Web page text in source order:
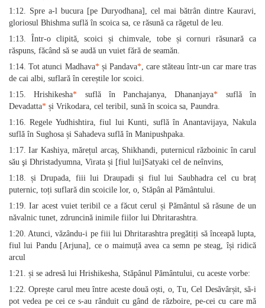
1:12. Spre a-l bucura [pe Duryodhana], cel mai bătrân dintre Kauravi,
gloriosul Bhishma suflă în scoica sa, ce răsună ca răgetul de leu.
1:13. Într-o clipită, scoici și chimvale, tobe și cornuri răsunară ca
răspuns, făcând să se audă un vuiet fără de seamăn.
1:14. Tot atunci Madhava*și Pandava*, care stăteau într-un car mare tras
de cai albi, suflară în cereștile lor scoici.
1:15. Hrishikesha* suflă în Panchajanya, Dhananjaya* suflă în
Devadatta* și Vrikodara, cel teribil, sună în scoica sa, Paundra.
1:16. Regele Yudhishtira, fiul lui Kunti, suflă în Anantavijaya, Nakula
suflă în Sughosa și Sahadeva suflă în Manipushpaka.
1:17. Iar Kashiya, mărețul arcaș, Shikhandi, puternicul războinic în carul
său şi Dhristadyumna, Virata și [fiul lui]Satyaki cel de neînvins,
1:18. și Drupada, fiii lui Draupadi și fiul lui Saubhadra cel cu braț
puternic, toți suflară din scoicile lor, o, Stăpân al Pământului.
1:19. Iar acest vuiet teribil ce a făcut cerul și Pământul să răsune de un
năvalnic tunet, zdruncină inimile fiilor lui Dhritarashtra.
1:20. Atunci, văzându-i pe fiii lui Dhritarashtra pregătiți să înceapă lupta,
fiul lui Pandu [Arjuna], ce o maimuță avea ca semn pe steag, își ridică
arcul
1:21. și se adresă lui Hrishikesha, Stăpânul Pământului, cu aceste vorbe:
1:22. Oprește carul meu între aceste două oști, o, Tu, Cel Desăvârșit, să-i
pot vedea pe cei ce s-au rânduit cu gând de războire, pe-cei cu care mă